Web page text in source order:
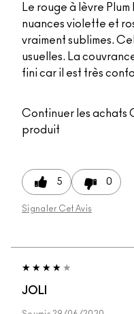
Le rouge à lèvre
nuances violette et
vraiment sublimes.
usuelles. La
fini car il est très
Continuer les achats
produit
5 0
Signaler Cet Avis
JOLI